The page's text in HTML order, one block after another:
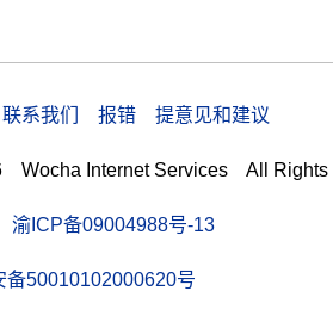
联系我们 报错 提意见和建议
Wocha Internet Services All Rights
渝ICP备09004988号-13
备50010102000620号